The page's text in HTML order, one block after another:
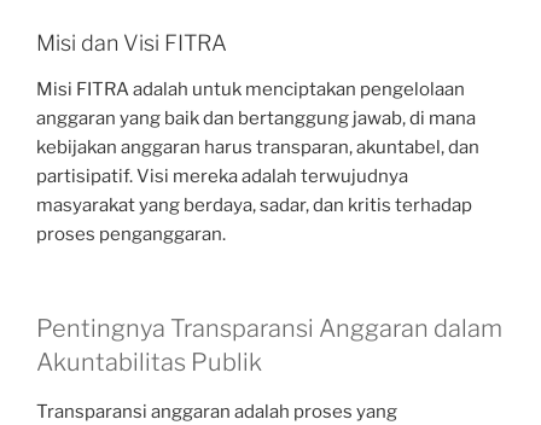
Misi dan Visi FITRA
Misi FITRA adalah untuk menciptakan pengelolaan
anggaran yang baik dan bertanggung jawab, di mana
kebijakan anggaran harus transparan, akuntabel, dan
partisipatif. Visi mereka adalah terwujudnya
masyarakat yang berdaya, sadar, dan kritis terhadap
proses penganggaran.
Pentingnya Transparansi Anggaran dalam
Akuntabilitas Publik
Transparansi anggaran adalah proses yang